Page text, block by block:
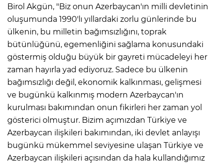
Birol Akgün, "Biz onun Azerbaycan'ın milli devletinin
oluşumunda 1990'lı yıllardaki zorlu günlerinde bu
ülkenin, bu milletin bağımsızlığını, toprak
bütünlüğünü, egemenliğini sağlama konusundaki
göstermiş olduğu büyük bir gayreti mücadeleyi her
zaman hayırla yad ediyoruz. Sadece bu ülkenin
bağımsızlığı değil, ekonomik kalkınması, gelişmesi
ve bugünkü kalkınmış modern Azerbaycan'ın
kurulması bakımından onun fikirleri her zaman yol
gösterici olmuştur. Bizim açımızdan Türkiye ve
Azerbaycan ilişkileri bakımından, iki devlet anlayışı
bugünkü mükemmel seviyesine ulaşan Türkiye ve
Azerbaycan ilişkileri açısından da hala kullandığımız